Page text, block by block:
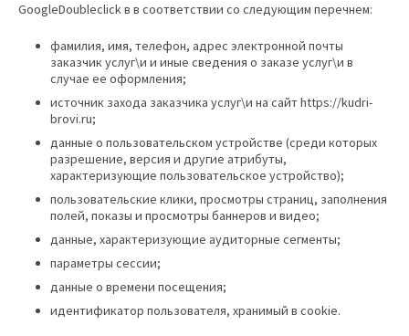
GoogleDoubleclick в в соответствии со следующим перечнем:
фамилия, имя, телефон, адрес электронной почты
заказчик услуг\и и иные сведения о заказе услуг\и в
случае ее оформления;
источник захода заказчика услуг\и на сайт https://kudri-
brovi.ru;
данные о пользовательском устройстве (среди которых
разрешение, версия и другие атрибуты,
характеризующие пользовательское устройство);
пользовательские клики, просмотры страниц, заполнения
полей, показы и просмотры баннеров и видео;
данные, характеризующие аудиторные сегменты;
параметры сессии;
данные о времени посещения;
идентификатор пользователя, хранимый в cookie.